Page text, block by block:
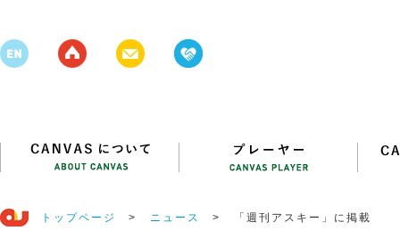
トップページ > ニュース > 「週刊アスキー」に掲載